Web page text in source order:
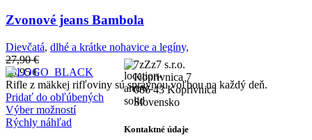
Zvonové jeans Bambola
Dievčatá, dlhé a krátke nohavice a legíny,
27,90€
13,95€
Rifle z mäkkej rifľoviny sú správnou voľbou na každý deň.
Pridať do obľúbených
Výber možností
Rýchly náhľad
7zZz7 s.r.o.
Koprivnica 7
086 43 Koprivnica
Slovensko
Kontaktné údaje